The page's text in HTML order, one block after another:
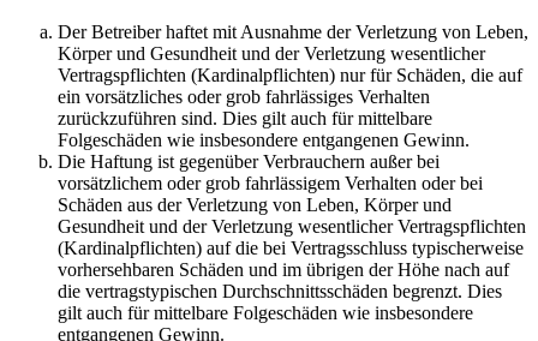
Der Betreiber haftet mit Ausnahme der Verletzung von Leben,
Körper und Gesundheit und der Verletzung wesentlicher
Vertragspflichten (Kardinalpflichten) nur für Schäden, die auf
ein vorsätzliches oder grob fahrlässiges Verhalten
zurückzuführen sind. Dies gilt auch für mittelbare
Folgeschäden wie insbesondere entgangenen Gewinn.
Die Haftung ist gegenüber Verbrauchern außer bei
vorsätzlichem oder grob fahrlässigem Verhalten oder bei
Schäden aus der Verletzung von Leben, Körper und
Gesundheit und der Verletzung wesentlicher Vertragspflichten
(Kardinalpflichten) auf die bei Vertragsschluss typischerweise
vorhersehbaren Schäden und im übrigen der Höhe nach auf
die vertragstypischen Durchschnittsschäden begrenzt. Dies
gilt auch für mittelbare Folgeschäden wie insbesondere
entgangenen Gewinn.